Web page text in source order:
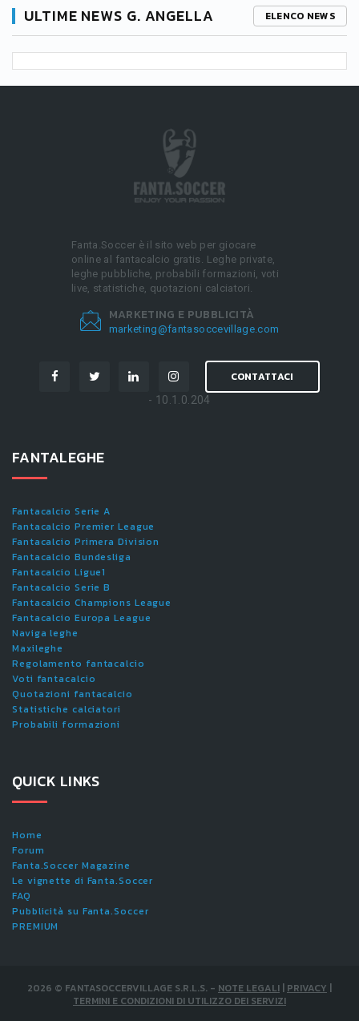
ULTIME NEWS G. ANGELLA ELENCO NEWS
Fanta.Soccer è il sito web per giocare
online al fantacalcio gratis. Leghe private,
leghe pubbliche, probabili formazioni, voti
live, statistiche, quotazioni calciatori.
MARKETING E PUBBLICITÀ
marketing@fantasoccevillage.com
CONTATTACI
- 10.1.0.204
FANTALEGHE
Fantacalcio Serie A
Fantacalcio Premier League
Fantacalcio Primera Division
Fantacalcio Bundesliga
Fantacalcio Ligue1
Fantacalcio Serie B
Fantacalcio Champions League
Fantacalcio Europa League
Naviga leghe
Maxileghe
Regolamento fantacalcio
Voti fantacalcio
Quotazioni fantacalcio
Statistiche calciatori
Probabili formazioni
QUICK LINKS
Home
Forum
Fanta.Soccer Magazine
Le vignette di Fanta.Soccer
FAQ
Pubblicità su Fanta.Soccer
PREMIUM
2026 © FANTASOCCERVILLAGE S.R.L.S. - NOTE LEGALI | PRIVACY |
TERMINI E CONDIZIONI DI UTILIZZO DEI SERVIZI